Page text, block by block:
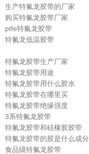
生产特氟龙胶带的厂家
购买特氟龙胶带厂家
ptfe特氟龙胶带
特氟龙低温胶带
特氟龙胶带生产厂家
特氟龙胶带用途
特氟龙胶带用什么胶水
特氟龙胶带在哪里买
特氟龙胶带绝缘强度
3系特氟龙胶带
特氟龙胶带和硅橡胶胶带
特氟龙胶带的胶是什么成分
食品级特氟龙胶带